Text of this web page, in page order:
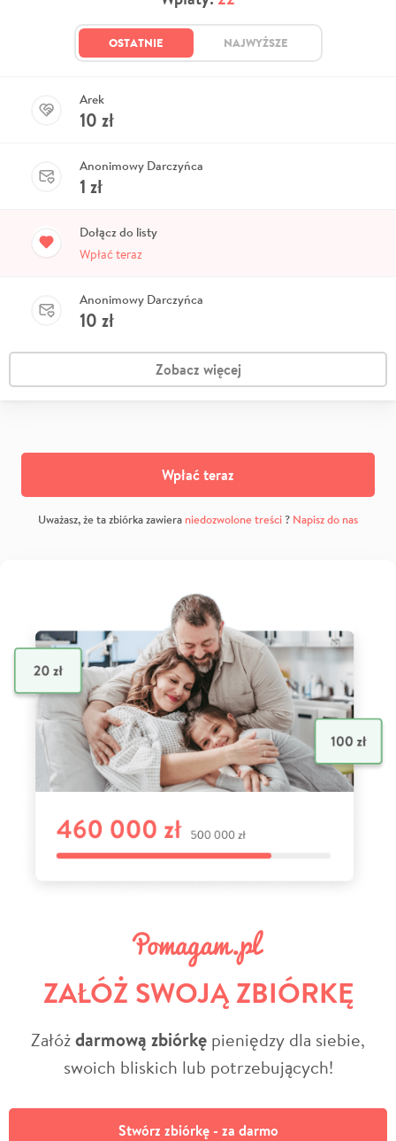
OSTATNIE NAJWYŻSZE
Arek
10 zł
Anonimowy Darczyńca
1 zł
Dołącz do listy
Wpłać teraz
Anonimowy Darczyńca
10 zł
Zobacz więcej
Wpłać teraz
Uważasz, że ta zbiórka zawiera niedozwolone treści? Napisz do nas
ZAŁÓŻ SWOJĄ ZBIÓRKĘ
Załóżdarmową zbiórkę pieniędzy dla siebie,
swoich bliskich lub potrzebujących!
Stwórz zbiórkę - za darmo